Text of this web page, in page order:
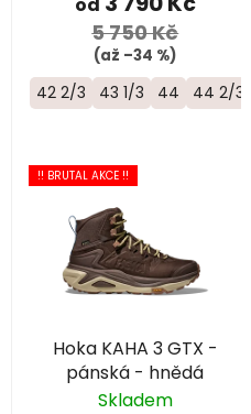
5 750 Kč
(až –34 %)
42 2/3 43 1/3 44 44 2/3
!! BRUTAL AKCE !!
Hoka KAHA 3 GTX -
pánská - hnědá
Skladem